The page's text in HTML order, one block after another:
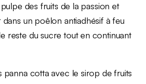
des fruits de la passion et
un poêlon antiadhésif à feu
reste du sucre tout en continuant
panna cotta avec le sirop de fruits